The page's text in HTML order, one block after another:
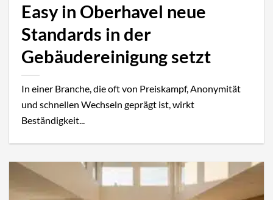
Easy in Oberhavel neue
Standards in der
Gebäudereinigung setzt
In einer Branche, die oft von Preiskampf, Anonymität
und schnellen Wechseln geprägt ist, wirkt
Beständigkeit...